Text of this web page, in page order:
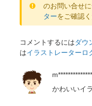
のお問い合せ
ターをご確認く
コメントするにはダウ
はイラストレーターロ
かわいいイ